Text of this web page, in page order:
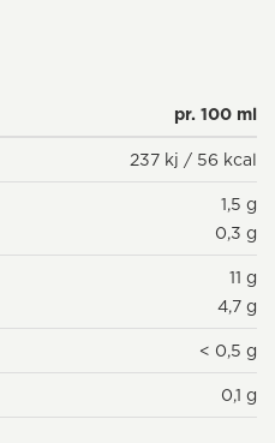
pr. 100 ml
237 kj / 56 kcal
1,5 g
0,3 g
11 g
4,7 g
< 0,5 g
0,1 g